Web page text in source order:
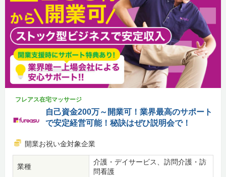
フレアス在宅マッサージ
自己資金200万～開業可！業界最高のサポート
で安定経営可能！秘訣はぜひ説明会で！
開業お祝い金対象企業
業種
介護・デイサービス、訪問介護・訪
問看護